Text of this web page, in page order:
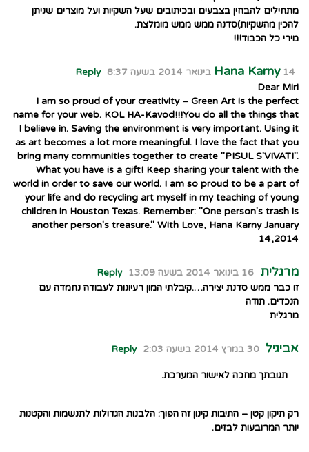
מתחילים להבחין בצבעים ובכיתובים שעל השקיות ועל מוצרים שניתן
להכין מהשקיות)סדנה ממש ממש מומלצת.
מירי כל הכבוד!!!
Hana Karny 14 בינואר 2014 בשעה 8:37
Reply
Dear Miri
I am so proud of your creativity – Green Art is the perfect
name for your web. KOL HA-Kavod!!!You do all the things that
I believe in. Saving the environment is very important. Using it
as art becomes a lot more meaningful. I love the fact that you
bring many communities together to create "PISUL S'VIVATI".
What you have is a gift! Keep sharing your talent with the
world in order to save our world. I am so proud to be a part of
your life and do recycling art myself in my teaching of young
children in Houston Texas. Remember: "One person's trash is
another person's treasure." With Love, Hana Karny January
14,2014
מרגלית 16 בינואר 2014 בשעה 13:09
Reply
זו כבר ממש סדנת יצירה….קיבלתי המון רעיונות לעבודה נחמדה עם
הנכדים. תודה
מרגלית
אביגיל 30 במרץ 2014 בשעה 2:03 Reply
תגובתך מחכה לאישור המערכת.
רק תיקון קטן – התיבות קינון זה הפוך: הלבנות הגדולות לתנשמות והקטנות
יותר המרובעות לבזים.